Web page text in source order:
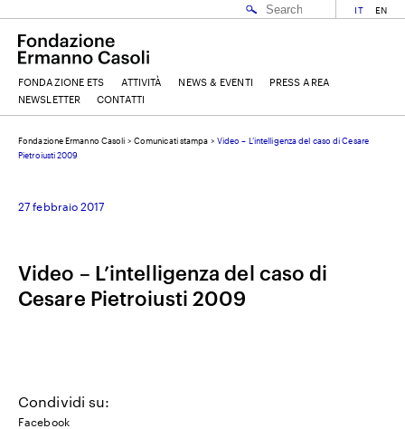
EMAIL
COGNOME
IT EN
FONDAZIONE ETS ATTIVITÀ NEWS & EVENTI
PRESS AREA
NEWSLETTER
CONTATTI
Fondazione Ermanno Casoli > Comunicati stampa > Video – L’intelligenza del caso di Cesare
Pietroiusti 2009
27 febbraio 2017
Video – L’intelligenza del caso di
Cesare Pietroiusti 2009
Condividi su:
Facebook